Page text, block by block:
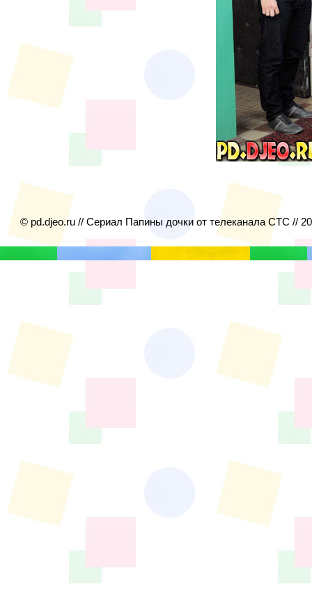
© pd.djeo.ru // Сериал Папины дочки от телеканала СТС //